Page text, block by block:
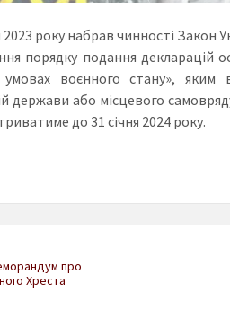
року набрав чинності Закон
порядку подання
воєнного стану», яким
або місцевого
до 31 січня 2024 року.
про
Хреста